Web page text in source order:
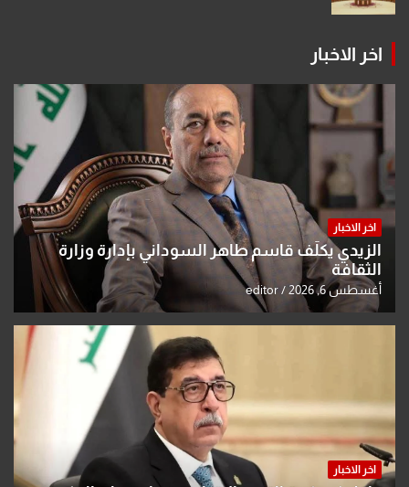
اخر الاخبار
اخر الاخبار
الزيدي يكلّف قاسم طاهر السوداني بإدارة وزارة
الثقافة
أغسطس 6, 2026 editor
اخر الاخبار